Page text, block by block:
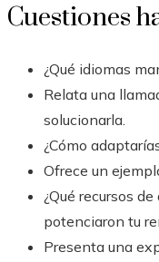
Cuestiones
¿Qué idiomas
Relata una
solucionarla.
¿Cómo
Ofrece un
¿Qué recursos
potenciaron tu
Presenta una